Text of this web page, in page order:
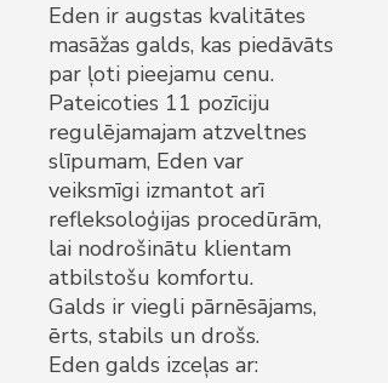
Eden ir augstas kvalitātes
masāžas galds, kas piedāvāts
par ļoti pieejamu cenu.
Pateicoties 11 pozīciju
regulējamajam atzveltnes
slīpumam, Eden var
veiksmīgi izmantot arī
refleksoloģijas procedūrām,
lai nodrošinātu klientam
atbilstošu komfortu.
Galds ir viegli pārnēsājams,
ērts, stabils un drošs.
Eden galds izceļas ar: